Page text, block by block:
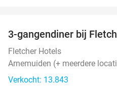
3-gangendiner bij
Fletcher Hotels
Arnemuiden (+ meerdere
Verkocht: 13.843